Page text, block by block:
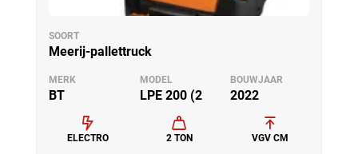
SOORT
Meerij-pallettruck
MERK
BT
MODEL
LPE 200 (2
BOUWJAAR
2022
ELECTRO 2 TON VGV CM